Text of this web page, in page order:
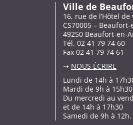
Ville de
16, rue de l’Hôtel de
CS70005 – Beaufort-
49250 Beaufort-en-
Tél. 02 41 79 74 60
Fax 02 41 79 74 61
➝ NOUS ÉCRIRE
Lundi de 14h à
Mardi de 9h à
Du mercredi au
et de 14h à 17h30
Samedi de 9h à 12h.